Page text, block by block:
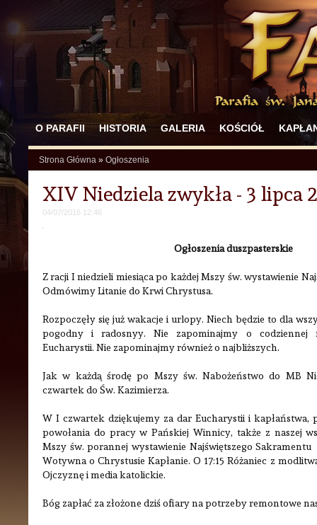
O PARAFII HISTORIA GALERIA KOŚCIÓŁ
Strona Główna » Ogłoszenia
XIV Niedziela zwykła - 3 lipca
04/07/2016 12:46
Ogłoszenia duszpasterskie
Z racji I niedzieli miesiąca po każdej Mszy św. wystawienie
Odmówimy Litanie do Krwi Chrystusa.
Rozpoczęły się już wakacje i urlopy. Niech będzie to dla
pogodny i radosnyy. Nie zapominajmy o codziennej
Eucharystii. Nie zapominajmy również o najbliższych.
Jak w każdą środę po Mszy św. Nabożeństwo do MB
czwartek do Św. Kazimierza.
W I czwartek dziękujemy za dar Eucharystii i kapłaństwa,
powołania do pracy w Pańskiej Winnicy, także z naszej
Mszy św. porannej wystawienie Najświętszego Sakramentu
Wotywna o Chrystusie Kapłanie. O 17:15 Różaniec z
Ojczyznę i media katolickie.
Bóg zapłać za złożone dziś ofiary na potrzeby remontowe